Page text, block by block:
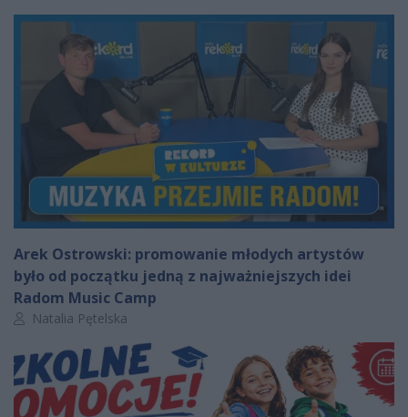
Arek Ostrowski: promowanie młodych artystów
było od początku jedną z najważniejszych idei
Radom Music Camp
Autor artykułu:
Natalia Pętelska